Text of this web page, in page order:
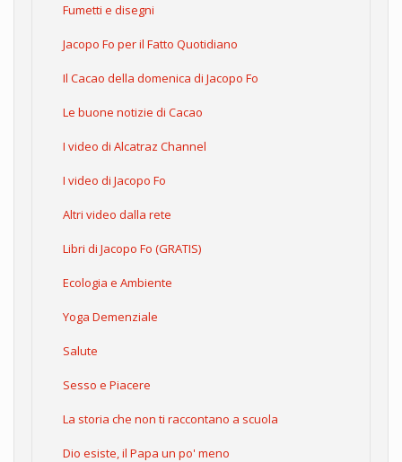
Fumetti e disegni
Jacopo Fo per il Fatto Quotidiano
Il Cacao della domenica di Jacopo Fo
Le buone notizie di Cacao
I video di Alcatraz Channel
I video di Jacopo Fo
Altri video dalla rete
Libri di Jacopo Fo (GRATIS)
Ecologia e Ambiente
Yoga Demenziale
Salute
Sesso e Piacere
La storia che non ti raccontano a scuola
Dio esiste, il Papa un po' meno